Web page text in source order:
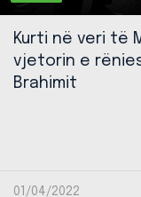
Kurti në veri të
vjetorin e
Brahimit
01/04/2022